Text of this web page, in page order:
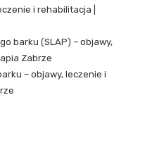
i rehabilitacja |
barku (SLAP) – objawy,
Zabrze
– objawy, leczenie i